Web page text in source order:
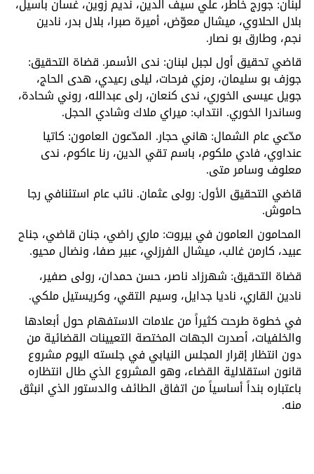
لبنان: جورج خاطر، علي سيف الدين، نديم زوين، غسان باسيل،
بلال الحلاوي، ميشال معوّض، أميرة صبرا، بلال بدر، نادين
نجم، وطارق بو نصار.
قاضي تحقيق أول لجبل لبنان: ندى الأسمر. قضاة التحقيق:
جوزف بو سليمان، رمزي فرحات، ليلى رعيدي، هدى الحاج،
جويل عيسى الخوري، ندى كنعان، رلى عبدالله، روني شحادة،
وساندرا الخوري. انتداب: ميراي ملاك وشادي الحجل.
مدّعي عام الشمال: هاني حجار. المدّعون العامون: كاتيا
عنداوي، فادي ملكوم، باسم تقي الدين، رنا عاكوم، ندى
معلوف وسامر متى.
قاضي التحقيق الأول: رولى عثمان. نائب عام استئنافي رجا
حاموش.
المحامون العامون في بيروت: ماري راضي، جنان قاضي، جناح
عبيد، كارمن غالب، ميشال الفرزلي، عبير صفا، ونضال محيو.
قضاة التحقيق: شهرزاد ناصر، حسن حمدان، رولى صفير،
نادين القاري، ناديا جدايل، وسيم التقي، وكريستيل ملكي.
في خطوة طرحت كثيراً من علامات الاستفهام حول أبعادها
والخلفيات، أصدرت الجهات المختصة التعيينات القضائية من
دون انتظار إقرار المجلس النيابي في جلسته اليوم مشروع
قانون استقلالية القضاء، وهو المشروع الذي طال انتظاره
باعتباره بنداً أساسياً من اتفاق الطائف والدستور الذي انبثق
منه.